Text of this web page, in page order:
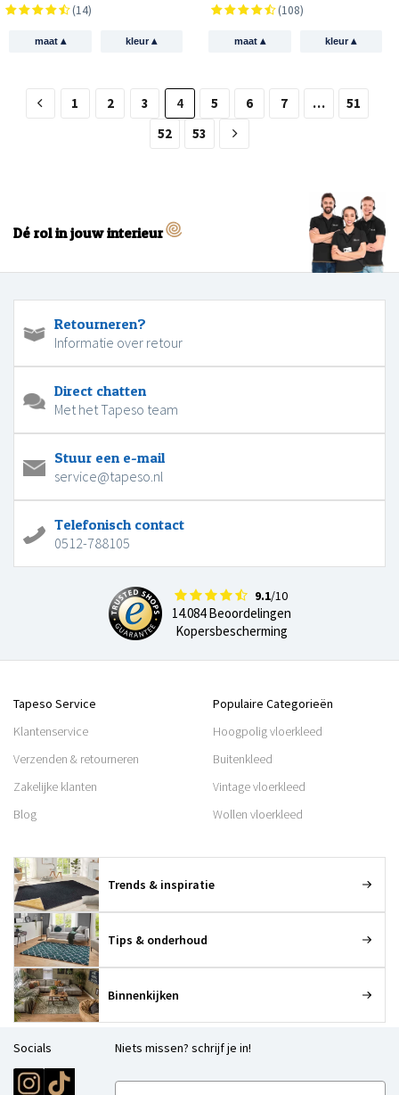
(14)
maat ▴ kleur▴
(108)
maat ▴ kleur▴
1 2 3 4 5 6 7 …
51
52
53
Dé rol in jouw interieur
Retourneren?
Informatie over retour
Direct chatten
Met het Tapeso team
Stuur een e-mail
service@tapeso.nl
Telefonisch contact
0512-788105
9.1/10
14.084 Beoordelingen
Kopersbescherming
Tapeso Service
Klantenservice
Verzenden & retourneren
Zakelijke klanten
Blog
Populaire Categorieën
Hoogpolig vloerkleed
Buitenkleed
Vintage vloerkleed
Wollen vloerkleed
Trends & inspiratie
Tips & onderhoud
Binnenkijken
Socials Niets missen? schrijf je in!